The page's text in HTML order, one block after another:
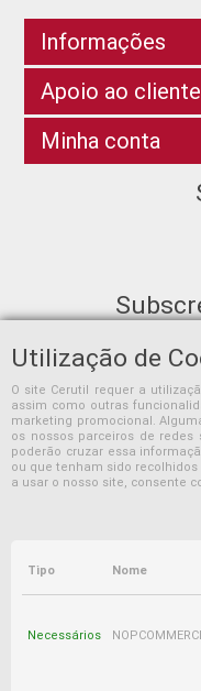
Utilização de
O site Cerutil requer a
assim como outras
marketing promocional.
os nossos parceiros de
poderão cruzar essa
ou que tenham sido
a usar o nosso site, consente
Tipo Nome
Necessários
Informações
Apoio ao cliente
Minha conta
Copyright © 2026